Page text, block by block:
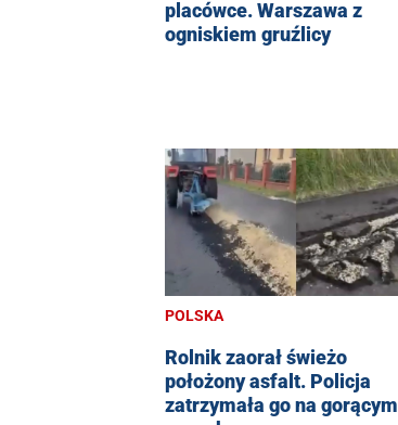
placówce. Warszawa z
ogniskiem gruźlicy
POLSKA
Rolnik zaorał świeżo
położony asfalt. Policja
zatrzymała go na gorącym